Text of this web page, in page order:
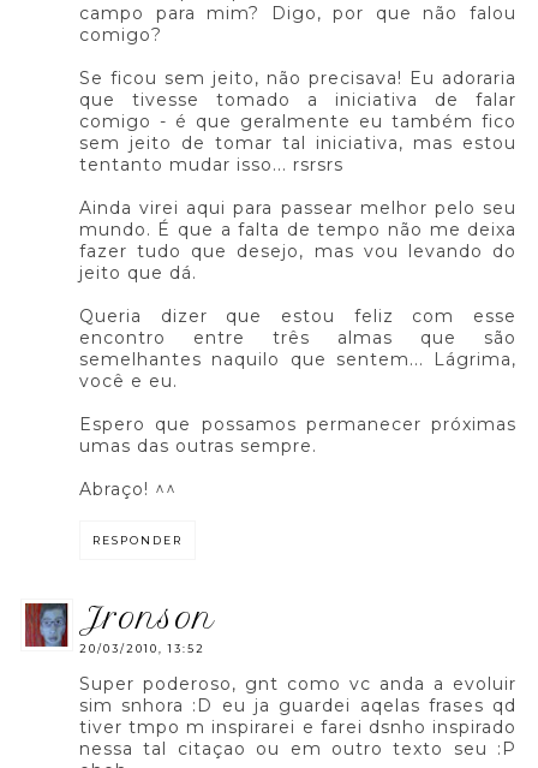
campo para mim? Digo, por que não falou
comigo?
Se ficou sem jeito, não precisava! Eu adoraria
que tivesse tomado a iniciativa de falar
comigo - é que geralmente eu também fico
sem jeito de tomar tal iniciativa, mas estou
tentanto mudar isso... rsrsrs
Ainda virei aqui para passear melhor pelo seu
mundo. É que a falta de tempo não me deixa
fazer tudo que desejo, mas vou levando do
jeito que dá.
Queria dizer que estou feliz com esse
encontro entre três almas que são
semelhantes naquilo que sentem... Lágrima,
você e eu.
Espero que possamos permanecer próximas
umas das outras sempre.
Abraço! ^^
RESPONDER
jronson
20/03/2010, 13:52
Super poderoso, gnt como vc anda a evoluir
sim snhora :D eu ja guardei aqelas frases qd
tiver tmpo m inspirarei e farei dsnho inspirado
nessa tal citaçao ou em outro texto seu :P